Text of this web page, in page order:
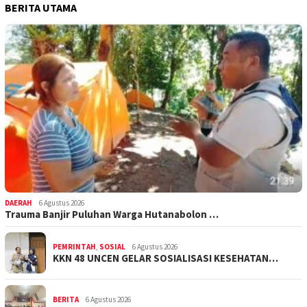
BERITA UTAMA
DAERAH 6 Agustus 2026
Trauma Banjir Puluhan Warga Hutanabolon …
PEMRINTAH, SOSIAL 6 Agustus 2026
KKN 48 UNCEN GELAR SOSIALISASI KESEHATAN…
BERITA 6 Agustus 2026